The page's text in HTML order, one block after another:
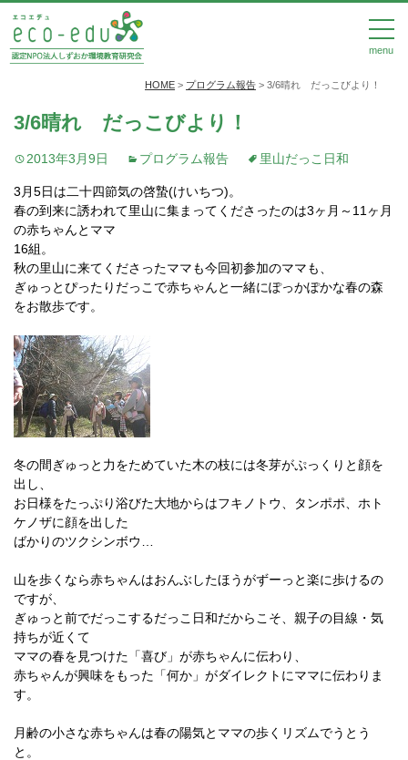
menu
HOME > プログラム報告 > 3/6晴れ だっこびより！
3/6晴れ だっこびより！
2013年3月9日 プログラム報告 里山だっこ日和
3月5日は二十四節気の啓蟄(けいちつ)。
春の到来に誘われて里山に集まってくださったのは3ヶ月～11ヶ月
の赤ちゃんとママ
16組。
秋の里山に来てくださったママも今回初参加のママも、
ぎゅっとぴったりだっこで赤ちゃんと一緒にぽっかぽかな春の森
をお散歩です。
冬の間ぎゅっと力をためていた木の枝には冬芽がぷっくりと顔を
出し、
お日様をたっぷり浴びた大地からはフキノトウ、タンポポ、ホト
ケノザに顔を出した
ばかりのツクシンボウ…
山を歩くなら赤ちゃんはおんぶしたほうがずーっと楽に歩けるの
ですが、
ぎゅっと前でだっこするだっこ日和だからこそ、親子の目線・気
持ちが近くて
ママの春を見つけた「喜び」が赤ちゃんに伝わり、
赤ちゃんが興味をもった「何か」がダイレクトにママに伝わりま
す。
月齢の小さな赤ちゃんは春の陽気とママの歩くリズムでうとう
と。